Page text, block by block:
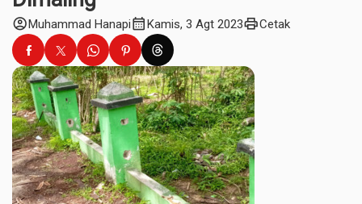
account_circleMuhammad Hanapicalendar_monthKamis, 3 Agt 2023printCetak